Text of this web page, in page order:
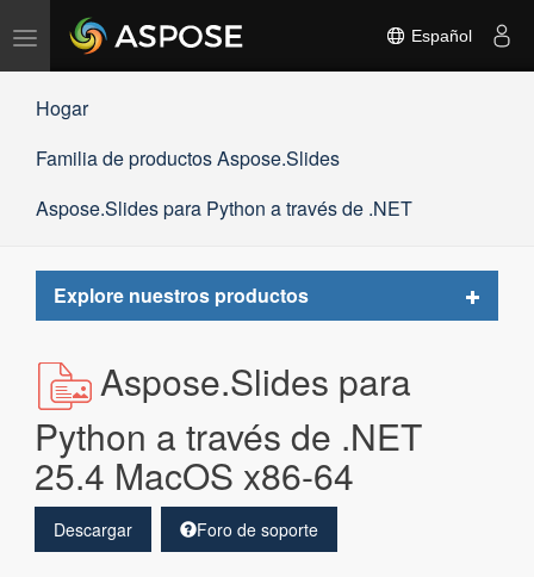
Alternar
navegación
Español
Hogar
Familia de productos Aspose.Slides
Aspose.Slides para Python a través de .NET
Explore nuestros productos
Toggle
Aspose.Slides para
Python a través de .NET
25.4 MacOS x86-64
Descargar Foro de soporte